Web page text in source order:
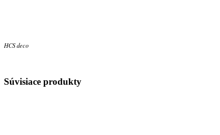
HCS deco
Súvisiace produkty